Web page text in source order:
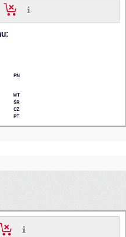
PN
WT
ŚR
CZ
PT